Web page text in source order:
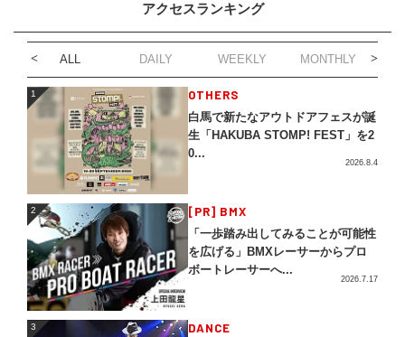
アクセスランキング
ALL DAILY WEEKLY MONTHLY
1 OTHERS
白馬で新たなアウトドアフェスが誕
生「HAKUBA STOMP! FEST」を2
0...
2026.8.4
2 [PR] BMX
「一歩踏み出してみることが可能性
を広げる」BMXレーサーからプロ
ボートレーサーへ...
2026.7.17
3 DANCE